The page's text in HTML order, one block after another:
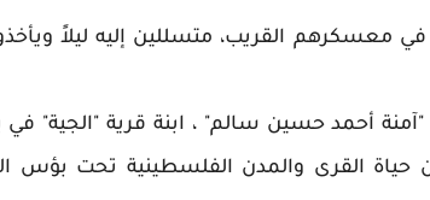
معسكرهم القريب، متسللين إليه ليلاً
القرى والمدن الفلسطينية تحت بؤس